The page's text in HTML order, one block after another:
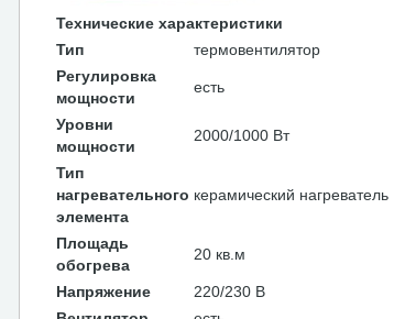
Технические характеристики
Тип
термовентилятор
Регулировка
мощности
есть
Уровни
мощности
2000/1000 Вт
Тип
нагревательного
элемента
керамический нагреватель
Площадь
обогрева
20 кв.м
Напряжение
220/230 В